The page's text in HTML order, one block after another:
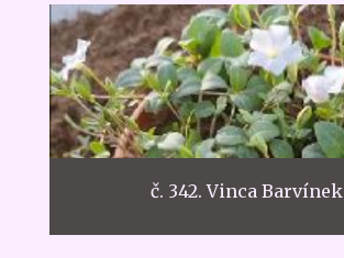
č. 342. Vinca Barvínek